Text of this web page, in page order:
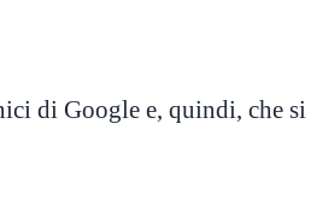
di Google e, quindi, che